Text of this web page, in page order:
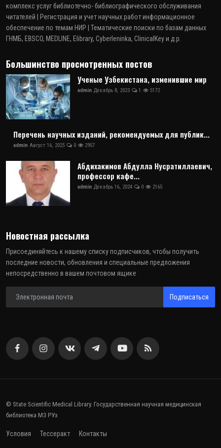
комплекс услуг библиотечно- библиографического обслуживания
читателей | Регистрация и учет научных работ информационное
обеспечение по темам НИР | Тематические поиски по базам данных
ГНМБ, EBSCO, MEDLINE, Elibrary, Cyberleninka, ClinicalKey и д.р.
Большинство просмотренных постов
Ученые Узбекистана, изменившие мир
admin Декабрь 8, 2023 1 5172
Перечень научных изданий, рекомендуемых для публик...
admin Август 16, 2025 0 2957
Абдихакимов Абдулла Нусратиллаевич,
профессор кафе...
admin Декабрь 16, 2024 0 2165
Новостная рассылка
Присоединяйтесь к нашему списку подписчиков, чтобы получить
последние новости, обновления и специальные предложения
непосредственно в вашем почтовом ящике
Подписаться
© State Scientific Medical Library. Государственная научная медицинская
библиотека МЗ РУз
Условия Тессеракт Контакты